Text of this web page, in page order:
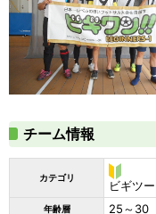
チーム情報
カテゴリ
ビ
ギ
ビギツー
年齢層 25～30